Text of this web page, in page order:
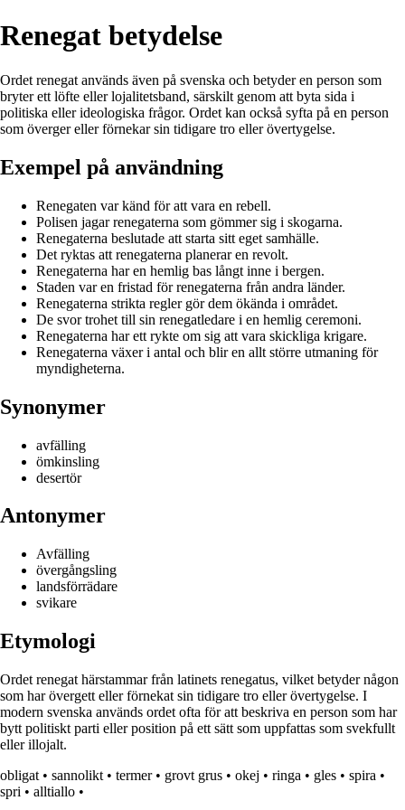
Renegat betydelse
Ordet renegat används även på svenska och betyder en person som
bryter ett löfte eller lojalitetsband, särskilt genom att byta sida i
politiska eller ideologiska frågor. Ordet kan också syfta på en person
som överger eller förnekar sin tidigare tro eller övertygelse.
Exempel på användning
Renegaten var känd för att vara en rebell.
Polisen jagar renegaterna som gömmer sig i skogarna.
Renegaterna beslutade att starta sitt eget samhälle.
Det ryktas att renegaterna planerar en revolt.
Renegaterna har en hemlig bas långt inne i bergen.
Staden var en fristad för renegaterna från andra länder.
Renegaterna strikta regler gör dem ökända i området.
De svor trohet till sin renegatledare i en hemlig ceremoni.
Renegaterna har ett rykte om sig att vara skickliga krigare.
Renegaterna växer i antal och blir en allt större utmaning för
myndigheterna.
Synonymer
avfälling
ömkinsling
desertör
Antonymer
Avfälling
övergångsling
landsförrädare
svikare
Etymologi
Ordet renegat härstammar från latinets renegatus, vilket betyder någon
som har övergett eller förnekat sin tidigare tro eller övertygelse. I
modern svenska används ordet ofta för att beskriva en person som har
bytt politiskt parti eller position på ett sätt som uppfattas som svekfullt
eller illojalt.
obligat • sannolikt • termer• grovt grus • okej • ringa • gles • spira •
spri • alltiallo •